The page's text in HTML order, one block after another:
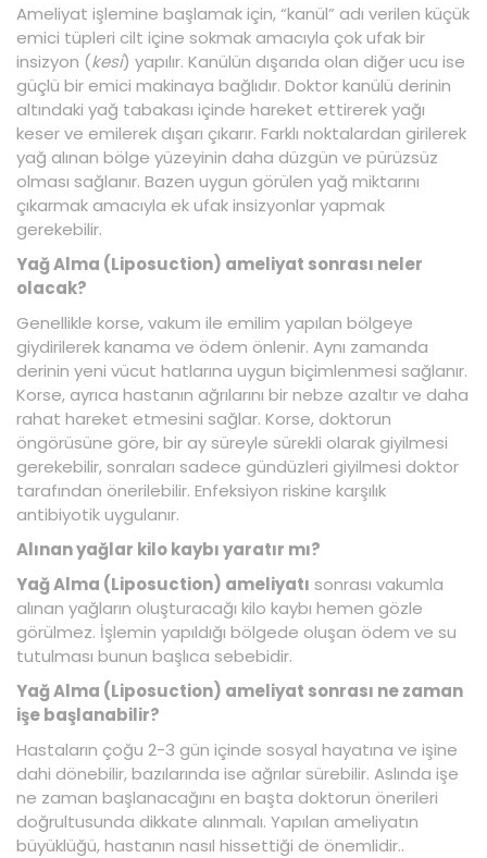
Ameliyat işlemine başlamak için, “kanül” adı verilen küçük
emici tüpleri cilt içine sokmak amacıyla çok ufak bir
insizyon (kesi) yapılır. Kanülün dışarıda olan diğer ucu ise
güçlü bir emici makinaya bağlıdır. Doktor kanülü derinin
altındaki yağ tabakası içinde hareket ettirerek yağı
keser ve emilerek dışarı çıkarır. Farklı noktalardan girilerek
yağ alınan bölge yüzeyinin daha düzgün ve pürüzsüz
olması sağlanır. Bazen uygun görülen yağ miktarını
çıkarmak amacıyla ek ufak insizyonlar yapmak
gerekebilir.
Yağ Alma (Liposuction) ameliyat sonrası neler
olacak?
Genellikle korse, vakum ile emilim yapılan bölgeye
giydirilerek kanama ve ödem önlenir. Aynı zamanda
derinin yeni vücut hatlarına uygun biçimlenmesi sağlanır.
Korse, ayrıca hastanın ağrılarını bir nebze azaltır ve daha
rahat hareket etmesini sağlar. Korse, doktorun
öngörüsüne göre, bir ay süreyle sürekli olarak giyilmesi
gerekebilir, sonraları sadece gündüzleri giyilmesi doktor
tarafından önerilebilir. Enfeksiyon riskine karşılık
antibiyotik uygulanır.
Alınan yağlar kilo kaybı yaratır mı?
Yağ Alma (Liposuction) ameliyatı sonrası vakumla
alınan yağların oluşturacağı kilo kaybı hemen gözle
görülmez. İşlemin yapıldığı bölgede oluşan ödem ve su
tutulması bunun başlıca sebebidir.
Yağ Alma (Liposuction) ameliyat sonrası ne zaman
işe başlanabilir?
Hastaların çoğu 2-3 gün içinde sosyal hayatına ve işine
dahi dönebilir, bazılarında ise ağrılar sürebilir. Aslında işe
ne zaman başlanacağını en başta doktorun önerileri
doğrultusunda dikkate alınmalı. Yapılan ameliyatın
büyüklüğü, hastanın nasıl hissettiği de önemlidir..